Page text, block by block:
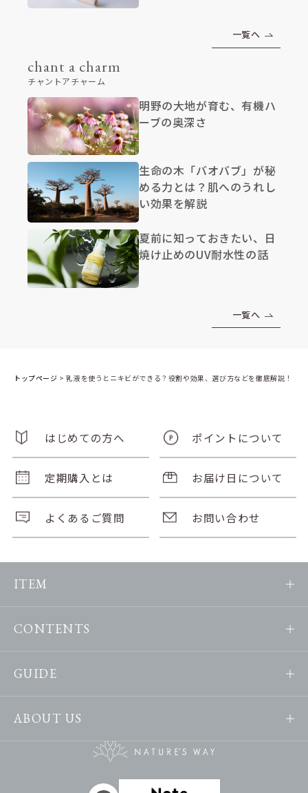
一覧へ
chant a charm
チャントアチャーム
明野の大地が育む、有機ハ
ーブの奥深さ
生命の木「バオバブ」が秘
める力とは？肌へのうれし
い効果を解説
夏前に知っておきたい、日
焼け止めのUV耐水性の話
一覧へ
トップページ > 乳液を使うとニキビができる？役割や効果、選び方などを徹底解説！
はじめての方へ ポイントについて
定期購入とは お届け日について
よくあるご質問 お問い合わせ
ITEM
CONTENTS
GUIDE
ABOUT US